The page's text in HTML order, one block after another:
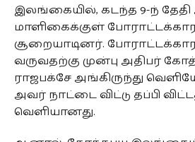
இலங்கையில், கடந்த 9-ந் தேதி
மாளிகைக்குள்
சூறையாடினர்.
வருவதற்கு முன்பு அதிபர்
ராஜபக்சே அங்கிருந்து
அவர் நாட்டை விட்டு தப்பி
வெளியானது.